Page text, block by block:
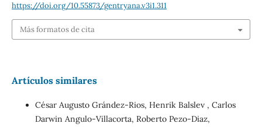
https://doi.org/10.55873/gentryana.v3i1.311
Más formatos de cita
Artículos similares
César Augusto Grández-Rios, Henrik Balslev , Carlos
Darwin Angulo-Villacorta, Roberto Pezo-Diaz,